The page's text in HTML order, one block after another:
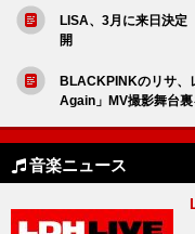
LISA、3月に来日決定
開
BLACKPINKのリサ、
Again」MV撮影舞台裏
音楽ニュース